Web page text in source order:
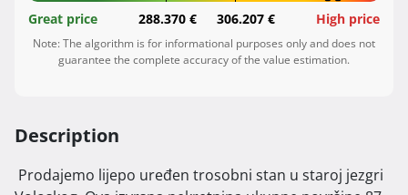
Great price 288.370 € 306.207 € High price
Note: The algorithm is for informational purposes only and does not
guarantee the complete accuracy of the value estimation.
Description